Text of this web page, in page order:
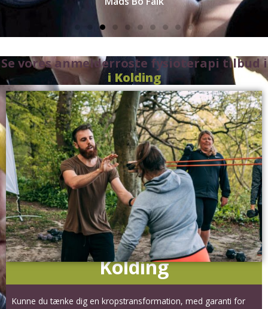
Se vores anmelderroste fysioterapi tilbud i
i Kolding
Kolding
Kunne du tænke dig en kropstransformation, med garanti for